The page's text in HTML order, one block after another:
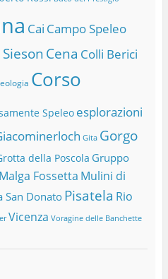
Cai Campo Speleo
Cena Colli Berici
Corso
Speleo esplorazioni
Gita Gorgo
della Poscola Gruppo
Malga Fossetta Mulini di
San Donato Pisatela Rio
Vicenza Voragine delle Banchette